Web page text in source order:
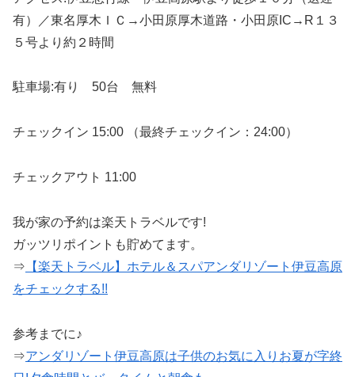
有）／東名厚木ＩＣ→小田原厚木道路・小田原IC→R１３
５号より約２時間
駐車場:有り 50台 無料
チェックイン 15:00 （最終チェックイン：24:00）
チェックアウト 11:00
我が家の予約は楽天トラベルです!
ガッツリポイントも貯めてます。
⇒ 【楽天トラベル】ホテル＆スパアンダリゾート伊豆高原
をチェックする!!
参考までに♪
⇒アンダリゾート伊豆高原は子供のお気に入りお夏が字終